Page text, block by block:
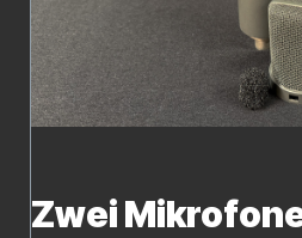
Zwei